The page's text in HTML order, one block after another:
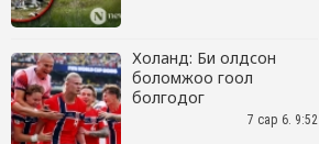
Холанд: Би олдсон
боломжоо гоол
болгодог
7 сар 6. 9:52